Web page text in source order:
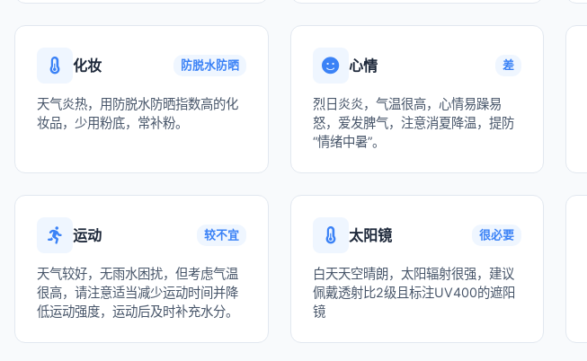
化妆 防脱水防晒
天气炎热，用防脱水防晒指数高的化
妆品，少用粉底，常补粉。
心情 差
烈日炎炎，气温很高，心情易躁易
怒，爱发脾气，注意消夏降温，提防
“情绪中暑”。
运动 较不宜
天气较好，无雨水困扰，但考虑气温
很高，请注意适当减少运动时间并降
低运动强度，运动后及时补充水分。
太阳镜 很必要
白天天空晴朗，太阳辐射很强，建议
佩戴透射比2级且标注UV400的遮阳
镜